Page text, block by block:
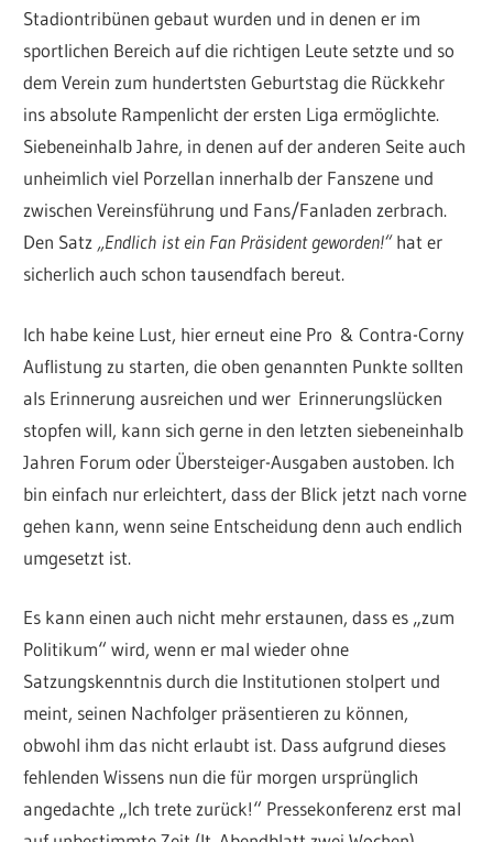
Stadiontribünen gebaut wurden und in denen er im
sportlichen Bereich auf die richtigen Leute setzte und so
dem Verein zum hundertsten Geburtstag die Rückkehr
ins absolute Rampenlicht der ersten Liga ermöglichte.
Siebeneinhalb Jahre, in denen auf der anderen Seite auch
unheimlich viel Porzellan innerhalb der Fanszene und
zwischen Vereinsführung und Fans/Fanladen zerbrach.
Den Satz „Endlich ist ein Fan Präsident geworden!“hat er
sicherlich auch schon tausendfach bereut.
Ich habe keine Lust, hier erneut eine Pro & Contra-Corny
Auflistung zu starten, die oben genannten Punkte sollten
als Erinnerung ausreichen und wer Erinnerungslücken
stopfen will, kann sich gerne in den letzten siebeneinhalb
Jahren Forum oder Übersteiger-Ausgaben austoben. Ich
bin einfach nur erleichtert, dass der Blick jetzt nach vorne
gehen kann, wenn seine Entscheidung denn auch endlich
umgesetzt ist.
Es kann einen auch nicht mehr erstaunen, dass es „zum
Politikum“ wird, wenn er mal wieder ohne
Satzungskenntnis durch die Institutionen stolpert und
meint, seinen Nachfolger präsentieren zu können,
obwohl ihm das nicht erlaubt ist. Dass aufgrund dieses
fehlenden Wissens nun die für morgen ursprünglich
angedachte „Ich trete zurück!“ Pressekonferenz erst mal